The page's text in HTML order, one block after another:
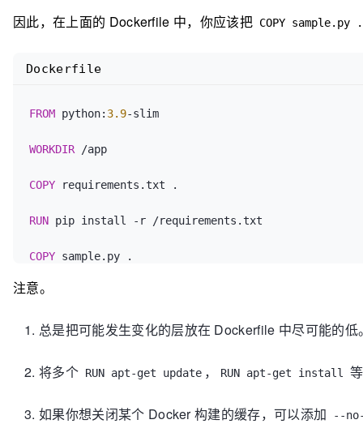
因此，在上面的 Dockerfile 中，你应该把 COPY sample.py .
FROM python: 3.9-slim
WORKDIR /app
COPY requirements.txt .
RUN pip install -r /requirements.txt
COPY sample.py .
Dockerfile
注意。
总是把可能发生变化的层放在 Dockerfile 中尽可能的低
将多个 RUN apt-get update ， RUN apt-get install
如果你想关闭某个 Docker 构建的缓存，可以添加 --